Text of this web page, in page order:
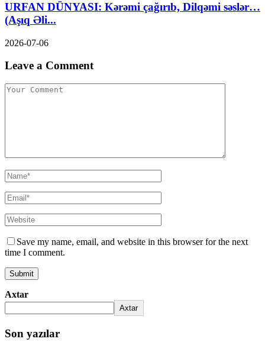
URFAN DÜNYASI: Kərəmi çağırıb, Dilqəmi səslər…
(Aşıq Əli...
2026-07-06
Leave a Comment
Save my name, email, and website in this browser for the next
time I comment.
Axtar
Axtar
Son yazılar